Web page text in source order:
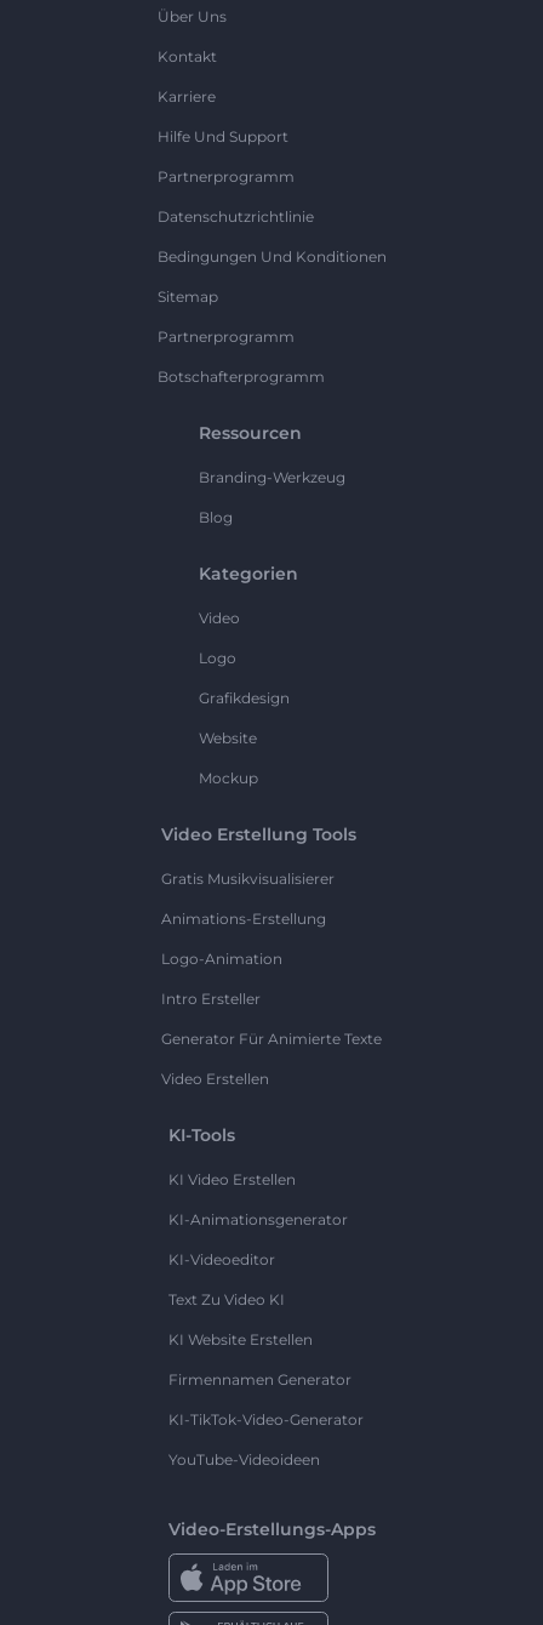
Über Uns
Kontakt
Karriere
Hilfe Und Support
Partnerprogramm
Datenschutzrichtlinie
Bedingungen Und Konditionen
Sitemap
Partnerprogramm
Botschafterprogramm
Ressourcen
Branding-Werkzeug
Blog
Kategorien
Video
Logo
Grafikdesign
Website
Mockup
Video Erstellung Tools
Gratis Musikvisualisierer
Animations-Erstellung
Logo-Animation
Intro Ersteller
Generator Für Animierte Texte
Video Erstellen
KI-Tools
KI Video Erstellen
KI-Animationsgenerator
KI-Videoeditor
Text Zu Video KI
KI Website Erstellen
Firmennamen Generator
KI-TikTok-Video-Generator
YouTube-Videoideen
Video-Erstellungs-Apps